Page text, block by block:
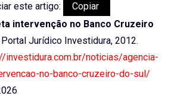
este artigo:
Copiar
intervenção no Banco Cruzeiro
Jurídico Investidura, 2012.
investidura.com.br/noticias/agencia-
no-banco-cruzeiro-do-sul/